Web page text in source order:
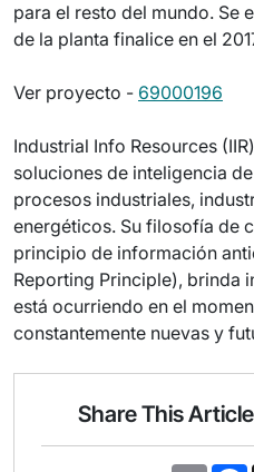
para el resto del mundo. Se
de la planta finalice en el
Ver proyecto - 69000196
Industrial Info Resources
soluciones de inteligencia
procesos industriales,
energéticos. Su filosofía de
principio de información
Reporting Principle),
está ocurriendo en el
constantemente nuevas y
Share This Article